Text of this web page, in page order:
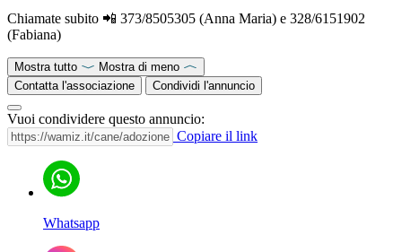
Chiamate subito 📲 373/8505305 (Anna Maria) e 328/6151902
(Fabiana)
Mostra tutto
Mostra di meno
Contatta l'associazione
Condividi l'annuncio
Vuoi condividere questo annuncio:
Copiare il link
Whatsapp